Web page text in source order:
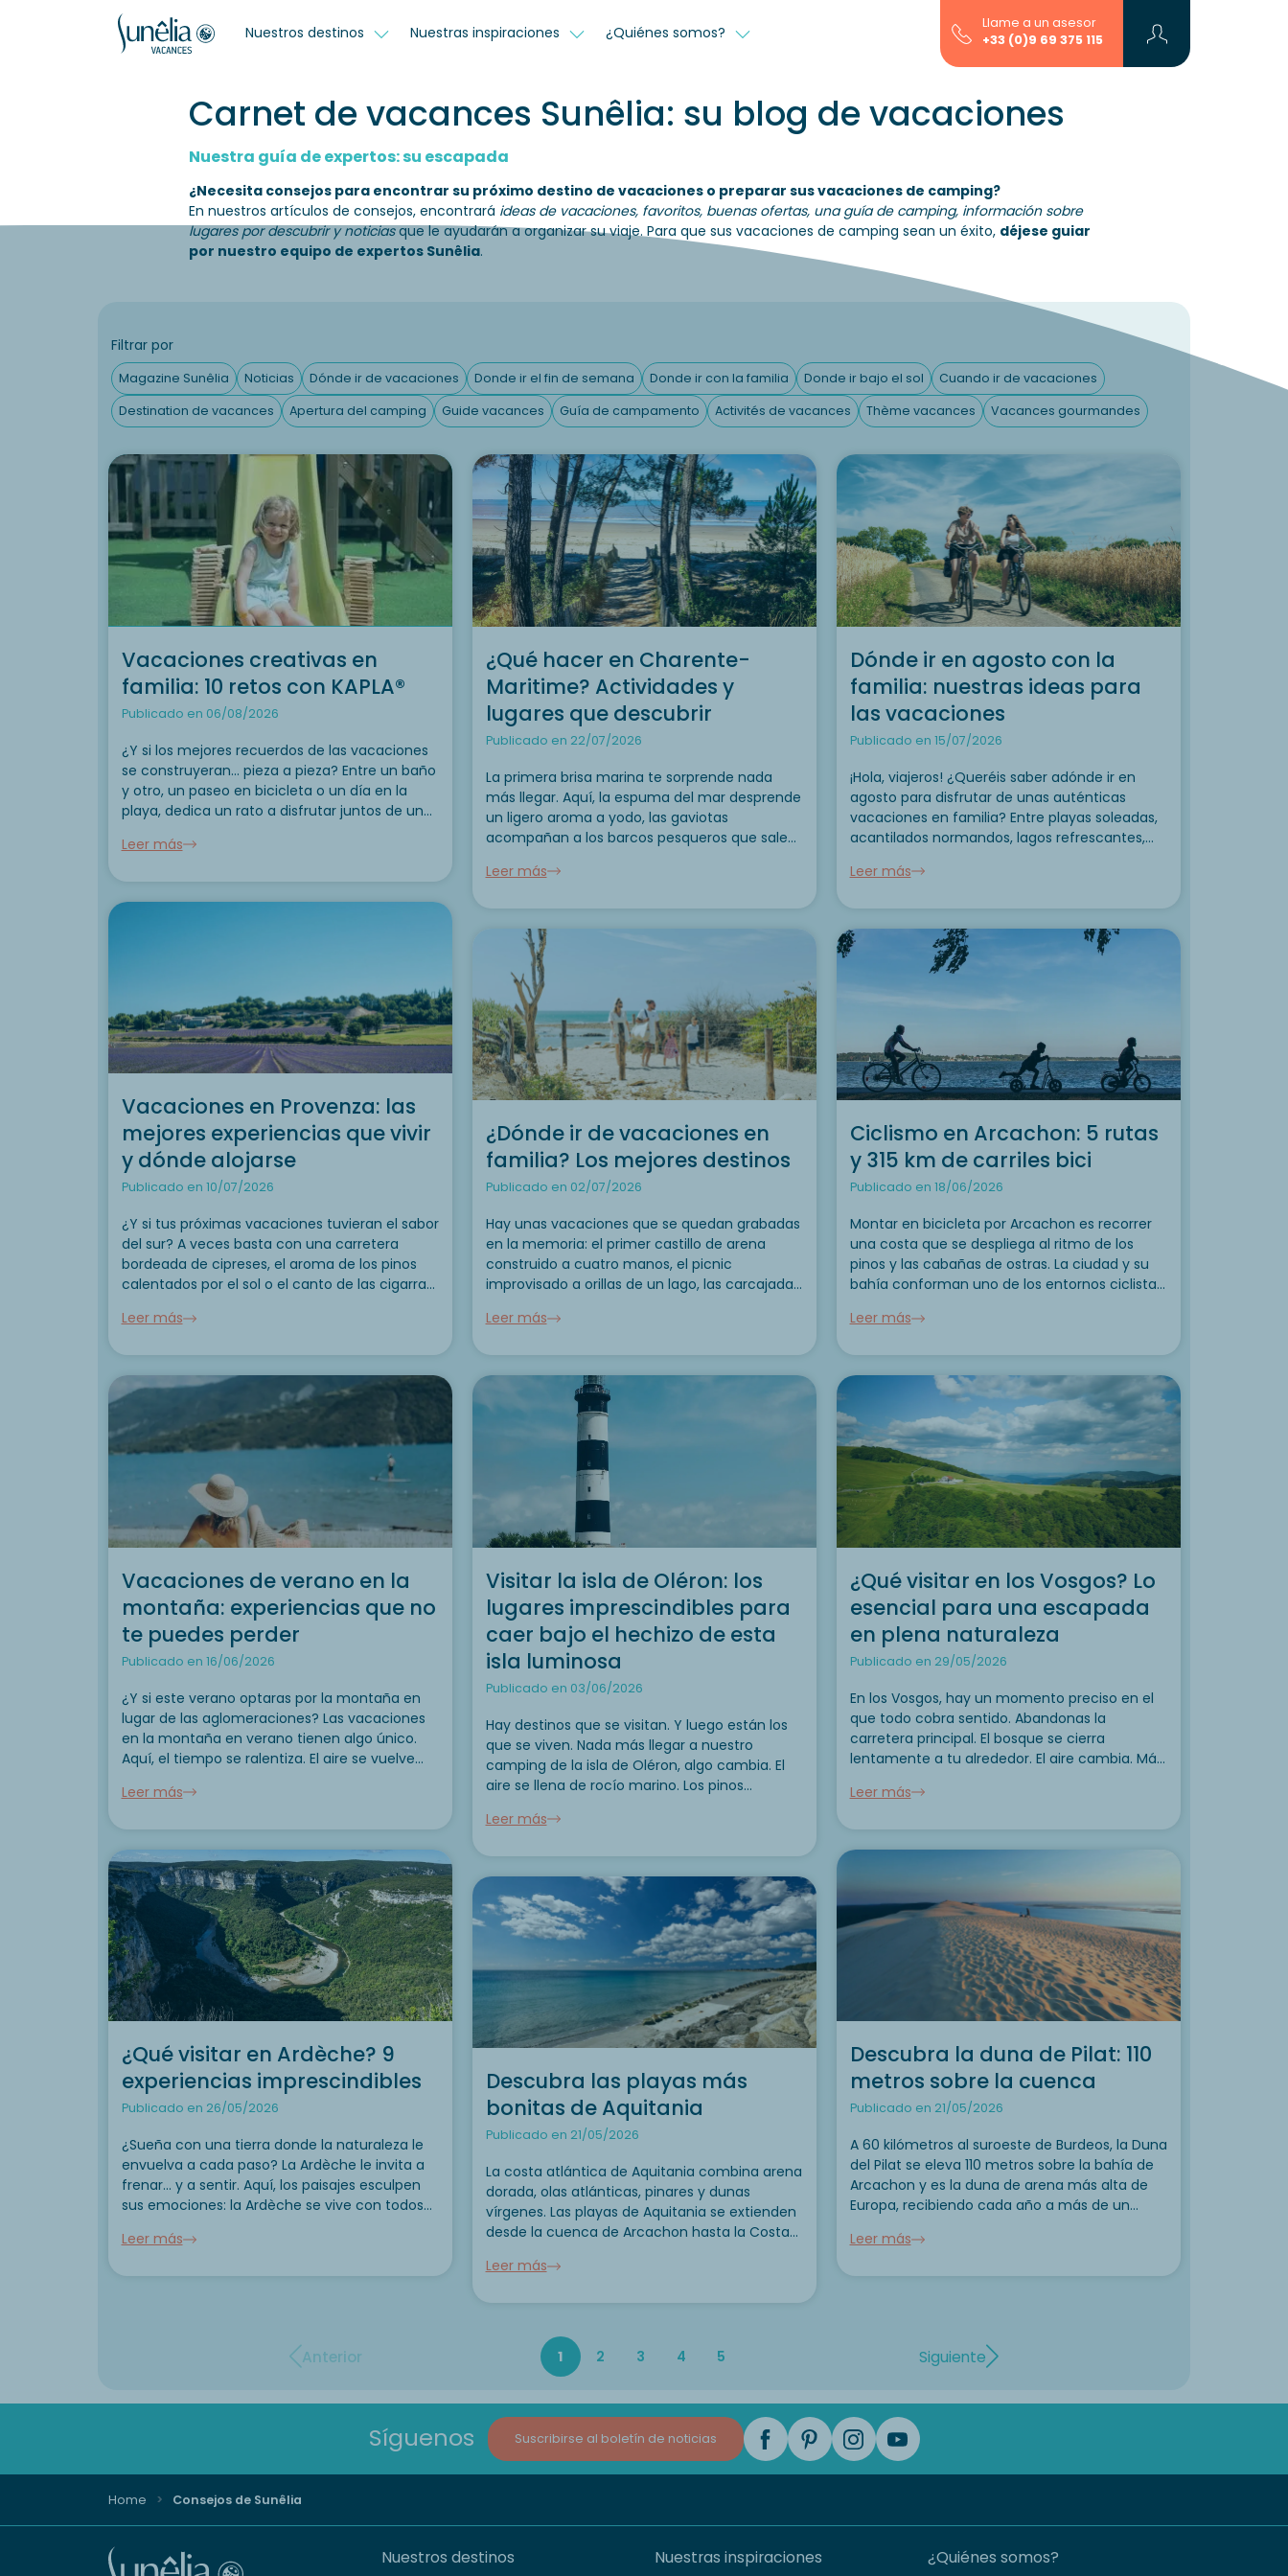
Nuestros destinos Nuestras inspiraciones ¿Quiénes somos?
Llame a un asesor
+33 (0)9 69 375 115
Carnet de vacances Sunêlia: su blog de vacaciones
Nuestra guía de expertos: su escapada
¿Necesita consejos para encontrar su próximo destino de vacaciones o preparar sus vacaciones de camping?
En nuestros artículos de consejos, encontrará ideas de vacaciones, favoritos, buenas ofertas, una guía de camping, información sobre
lugares por descubrir y noticiasque le ayudarán a organizar su viaje. Para que sus vacaciones de camping sean un éxito, déjese guiar
por nuestro equipo de expertos Sunêlia.
Filtrar por
Magazine Sunêlia Noticias Dónde ir de vacaciones Donde ir el fin de semana Donde ir con la familia Donde ir bajo el sol
Cuando ir de vacaciones
Destination de vacances
Apertura del camping Guide vacances Guía de campamento Activités de vacances Thème vacances Vacances gourmandes
Vacaciones creativas en
familia: 10 retos con KAPLA®
Publicado en 06/08/2026
¿Y si los mejores recuerdos de las vacaciones
se construyeran… pieza a pieza? Entre un baño
y otro, un paseo en bicicleta o un día en la
playa, dedica un rato a disfrutar juntos de una
Con sus...
Leer más
¿Qué hacer en Charente-
Maritime? Actividades y
lugares que descubrir
Publicado en 22/07/2026
La primera brisa marina te sorprende nada
más llegar. Aquí, la espuma del mar desprende
un ligero aroma a yodo, las gaviotas
acompañan a los barcos pesqueros que salen
dibujan cada día un nuevo paisaje. La
Leer más
Dónde ir en agosto con la
familia: nuestras ideas para
las vacaciones
Publicado en 15/07/2026
¡Hola, viajeros! ¿Queréis saber adónde ir en
agosto para disfrutar de unas auténticas
vacaciones en familia? Entre playas soleadas,
acantilados normandos, lagos refrescantes,
a la tranquilidad, el mes de agosto nos invita a
Leer más
Vacaciones en Provenza: las
mejores experiencias que vivir
y dónde alojarse
Publicado en 10/07/2026
¿Y si tus próximas vacaciones tuvieran el sabor
del sur? A veces basta con una carretera
bordeada de cipreses, el aroma de los pinos
calentados por el sol o el canto de las cigarras
Leer más
¿Dónde ir de vacaciones en
familia? Los mejores destinos
Publicado en 02/07/2026
Hay unas vacaciones que se quedan grabadas
en la memoria: el primer castillo de arena
construido a cuatro manos, el picnic
improvisado a orillas de un lago, las carcajadas
contemplando las estrellas desde la terraza de
Leer más
Ciclismo en Arcachon: 5 rutas
y 315 km de carriles bici
Publicado en 18/06/2026
Montar en bicicleta por Arcachon es recorrer
una costa que se despliega al ritmo de los
pinos y las cabañas de ostras. La ciudad y su
bahía conforman uno de los entornos ciclistas
de carriles bici...
Leer más
Vacaciones de verano en la
montaña: experiencias que no
te puedes perder
Publicado en 16/06/2026
¿Y si este verano optaras por la montaña en
lugar de las aglomeraciones? Las vacaciones
en la montaña en verano tienen algo único.
Aquí, el tiempo se ralentiza. El aire se vuelve
de juego para los amantes...
Leer más
Visitar la isla de Oléron: los
lugares imprescindibles para
caer bajo el hechizo de esta
isla luminosa
Publicado en 03/06/2026
Hay destinos que se visitan. Y luego están los
que se viven. Nada más llegar a nuestro
camping de la isla de Oléron, algo cambia. El
aire se llena de rocío marino. Los pinos
carriles bici serpentean entre océano,...
Leer más
¿Qué visitar en los Vosgos? Lo
esencial para una escapada
en plena naturaleza
Publicado en 29/05/2026
En los Vosgos, hay un momento preciso en el
que todo cobra sentido. Abandonas la
carretera principal. El bosque se cierra
lentamente a tu alrededor. El aire cambia. Más
resina calentada por el sol recorre la...
Leer más
¿Qué visitar en Ardèche? 9
experiencias imprescindibles
Publicado en 26/05/2026
¿Sueña con una tierra donde la naturaleza le
envuelva a cada paso? La Ardèche le invita a
frenar... y a sentir. Aquí, los paisajes esculpen
sus emociones: la Ardèche se vive con todos
sumergen en aguas cristalinas, las carreteras...
Leer más
Descubra la duna de Pilat: 110
metros sobre la cuenca
Publicado en 21/05/2026
A 60 kilómetros al suroeste de Burdeos, la Duna
del Pilat se eleva 110 metros sobre la bahía de
Arcachon y es la duna de arena más alta de
Europa, recibiendo cada año a más de un
experiencia...
Leer más
Descubra las playas más
bonitas de Aquitania
Publicado en 21/05/2026
La costa atlántica de Aquitania combina arena
dorada, olas atlánticas, pinares y dunas
vírgenes. Las playas de Aquitania se extienden
desde la cuenca de Arcachon hasta la Costa
ambientes. En esta guía, le presentamos las 5
Leer más
Anterior 1 2 3 4 5 Siguiente
Síguenos Suscribirse al boletín de noticias
Home Consejos de Sunêlia
Nuestros destinos Nuestras inspiraciones ¿Quiénes somos?